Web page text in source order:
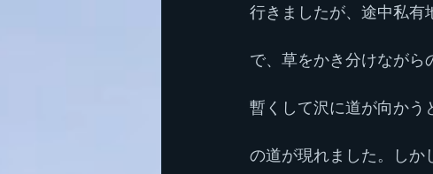
行きましたが、途中私有
で、草をかき分けながら
暫くして沢に道が向かう
の道が現れました。しか